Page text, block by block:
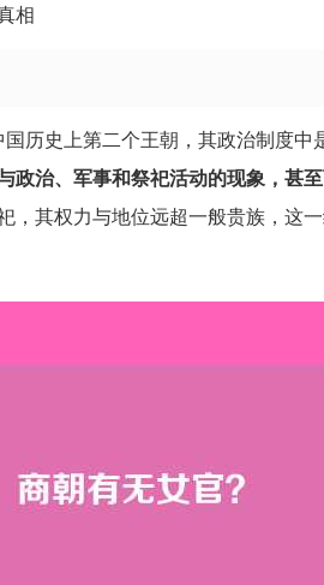
相
历史上第二个王朝，其政治制度中
政治、军事和祭祀活动的现象，甚
其权力与地位远超一般贵族，这